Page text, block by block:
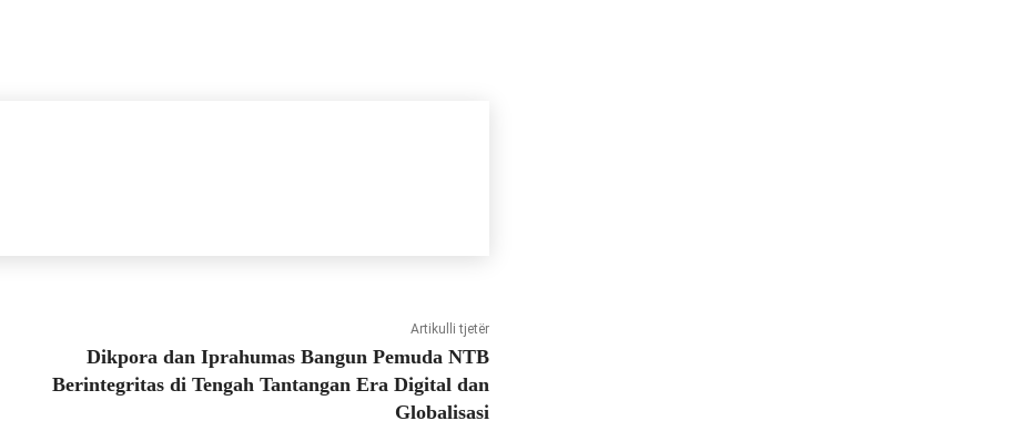
Artikulli tjetër
Dikpora dan Iprahumas Bangun Pemuda NTB
Berintegritas di Tengah Tantangan Era Digital dan
Globalisasi